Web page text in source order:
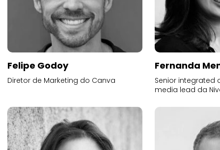
Felipe Godoy
Diretor de Marketing do Canva
Fernanda
Senior integrated
media lead da